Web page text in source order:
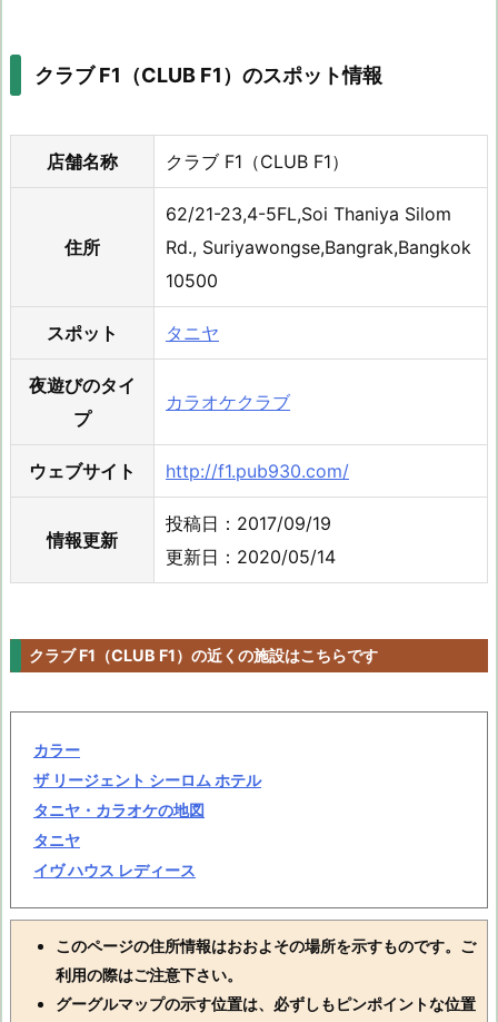
クラブ F1（CLUB F1）のスポット情報
店舗名称 クラブ F1（CLUB F1）
住所
62/21-23,4-5FL,Soi Thaniya Silom
Rd., Suriyawongse,Bangrak,Bangkok
10500
スポット タニヤ
夜遊びのタイ
プ
カラオケクラブ
ウェブサイト http://f1.pub930.com/
情報更新
投稿日：2017/09/19
更新日：2020/05/14
クラブ F1（CLUB F1）の近くの施設はこちらです
カラー
ザ リージェント シーロム ホテル
タニヤ・カラオケの地図
タニヤ
イヴ ハウス レディース
このページの住所情報はおおよその場所を示すものです。ご
利用の際はご注意下さい。
グーグルマップの示す位置は、必ずしもピンポイントな位置